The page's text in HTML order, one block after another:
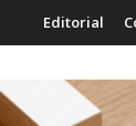
Editorial